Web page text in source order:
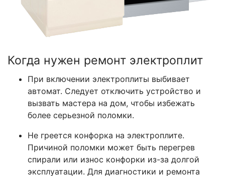
Когда нужен ремонт электроплит
При включении электроплиты выбивает
автомат. Следует отключить устройство и
вызвать мастера на дом, чтобы избежать
более серьезной поломки.
Не греется конфорка на электроплите.
Причиной поломки может быть перегрев
спирали или износ конфорки из-за долгой
эксплуатации. Для диагностики и ремонта